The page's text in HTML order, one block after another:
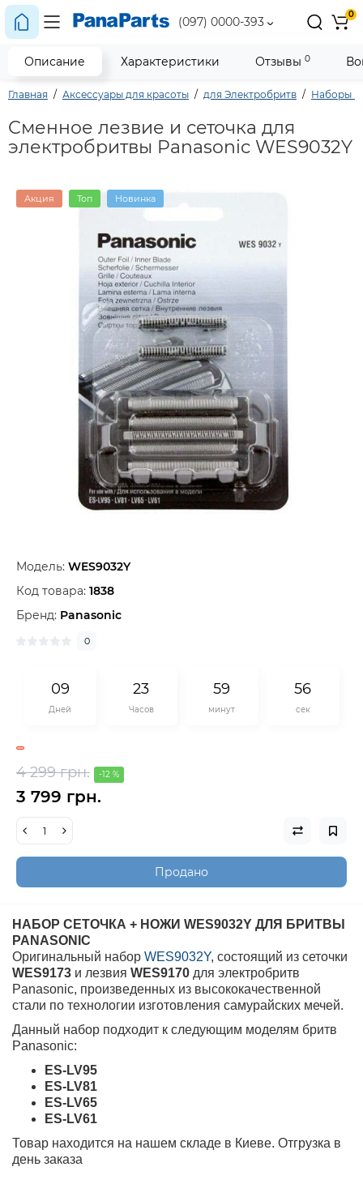
(097) 0000-393
0
Главная Аксессуары для красоты для Электробритв Наборы
Сменное лезвие и сеточка для
электробритвы Panasonic WES9032Y
Акция Топ Новинка
Модель: WES9032Y
Код товара: 1838
Бренд: Panasonic
0
09
Дней
23
Часов
59
минут
55
сек
4 299 грн. -12 %
3 799 грн.
Продано
Описание Характеристики Отзывы 0
НАБОР СЕТОЧКА + НОЖИ WES9032Y ДЛЯ БРИТВЫ
PANASONIC
Оригинальный набор WES9032Y, состоящий из сеточки
WES9173 и лезвия WES9170 для электробритв
Panasonic, произведенных из высококачественной
стали по технологии изготовления самурайских мечей.
Данный набор подходит к следующим моделям бритв
Panasonic:
ES-LV95
ES-LV81
ES-LV65
ES-LV61
Товар находится на нашем складе в Киеве. Отгрузка в
день заказа